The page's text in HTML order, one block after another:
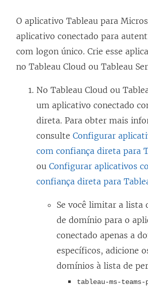
O aplicativo Tableau para
aplicativo conectado para
com logon único. Crie esse
no Tableau Cloud ou Tableau
No Tableau Cloud ou
um aplicativo conectado
direta. Para obter mais
consulte Configurar
com confiança direta para
ou Configurar aplicativos
confiança direta para
Se você limitar a lista
de domínio para o
conectado apenas a
específicos, adicione
domínios à lista de
tableau-ms-teams-